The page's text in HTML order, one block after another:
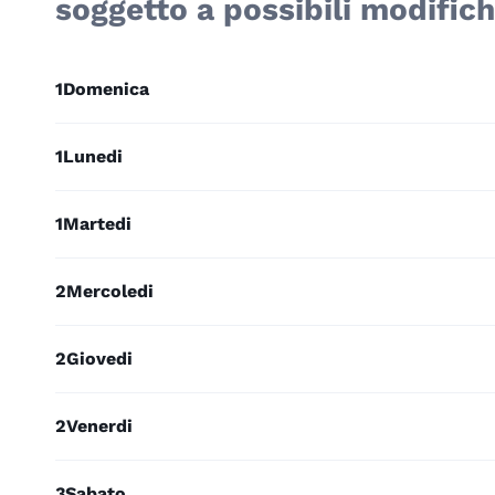
soggetto a possibili
1Domenica
1Lunedi
1Martedi
2Mercoledi
2Giovedi
2Venerdi